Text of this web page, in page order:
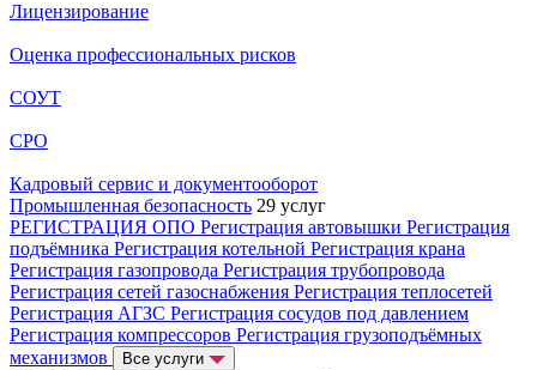
Лицензирование
Оценка профессиональных рисков
СОУТ
СРО
Кадровый сервис и документооборот
Промышленная безопасность 29 услуг
РЕГИСТРАЦИЯ ОПО Регистрация автовышки Регистрация
подъёмника Регистрация котельной Регистрация крана
Регистрация газопровода Регистрация трубопровода
Регистрация сетей газоснабжения Регистрация теплосетей
Регистрация АГЗС Регистрация сосудов под давлением
Регистрация компрессоров Регистрация грузоподъёмных
механизмов
Все услуги